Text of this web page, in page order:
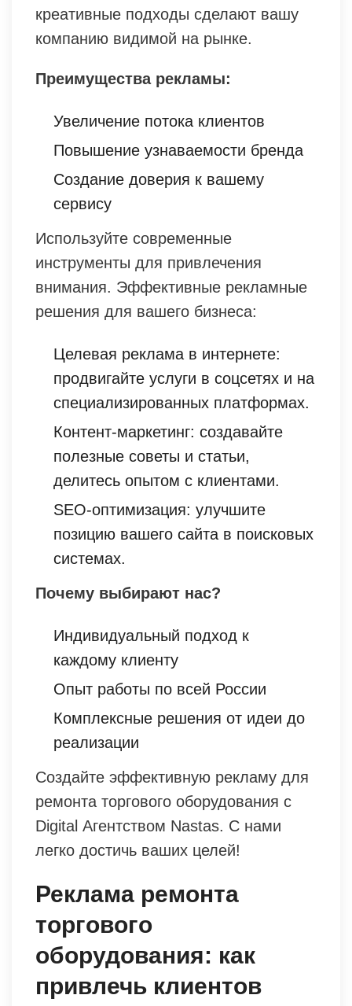
креативные подходы сделают вашу
компанию видимой на рынке.
Преимущества рекламы:
Увеличение потока клиентов
Повышение узнаваемости бренда
Создание доверия к вашему
сервису
Используйте современные
инструменты для привлечения
внимания. Эффективные рекламные
решения для вашего бизнеса:
Целевая реклама в интернете:
продвигайте услуги в соцсетях и на
специализированных платформах.
Контент-маркетинг: создавайте
полезные советы и статьи,
делитесь опытом с клиентами.
SEO-оптимизация: улучшите
позицию вашего сайта в поисковых
системах.
Почему выбирают нас?
Индивидуальный подход к
каждому клиенту
Опыт работы по всей России
Комплексные решения от идеи до
реализации
Создайте эффективную рекламу для
ремонта торгового оборудования с
Digital Агентством Nastas. С нами
легко достичь ваших целей!
Реклама ремонта
торгового
оборудования: как
привлечь клиентов